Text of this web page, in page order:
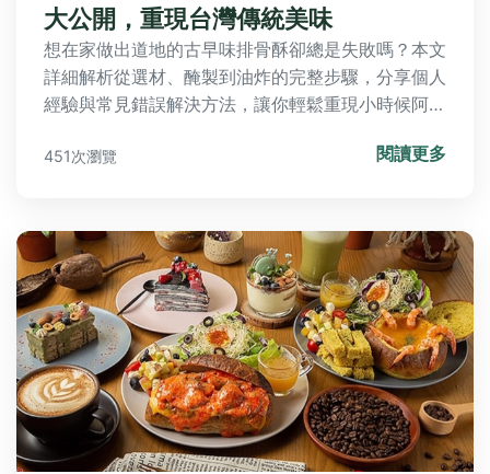
大公開，重現台灣傳統美味
想在家做出道地的古早味排骨酥卻總是失敗嗎？本文
詳細解析從選材、醃製到油炸的完整步驟，分享個人
經驗與常見錯誤解決方法，讓你輕鬆重現小時候阿嬤
巧，避免排骨酥太油或不酥的困擾。
451次瀏覽 閱讀更多